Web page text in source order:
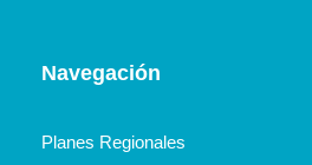
Navegación
Planes Regionales